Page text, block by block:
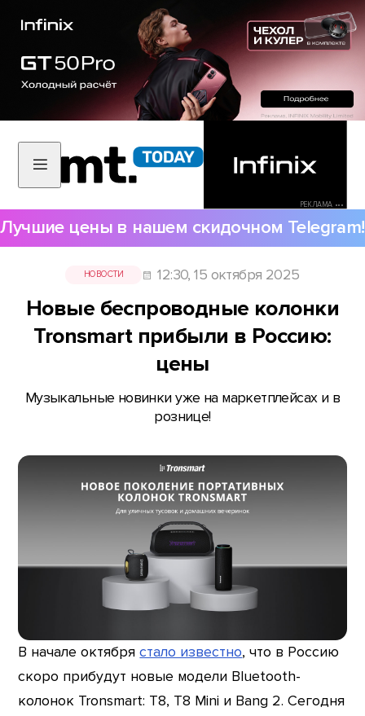
РЕКЛАМА •••
Лучшие цены в нашем скидочном Telegram!
НОВОСТИ 12:30, 15 октября 2025
Новые беспроводные колонки
Tronsmart прибыли в Россию:
цены
Музыкальные новинки уже на маркетплейсах и в
рознице!
В начале октябрястало известно, что в Россию
скоро прибудут новые модели Bluetooth-
колонок Tronsmart: T8, T8 Mini и Bang 2. Сегодня